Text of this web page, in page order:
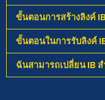
ขั้นตอนการสร้างลิงค์ IB
ขั้นตอนในการรับลิงค์
ฉันสามารถเปลี่ยน IB